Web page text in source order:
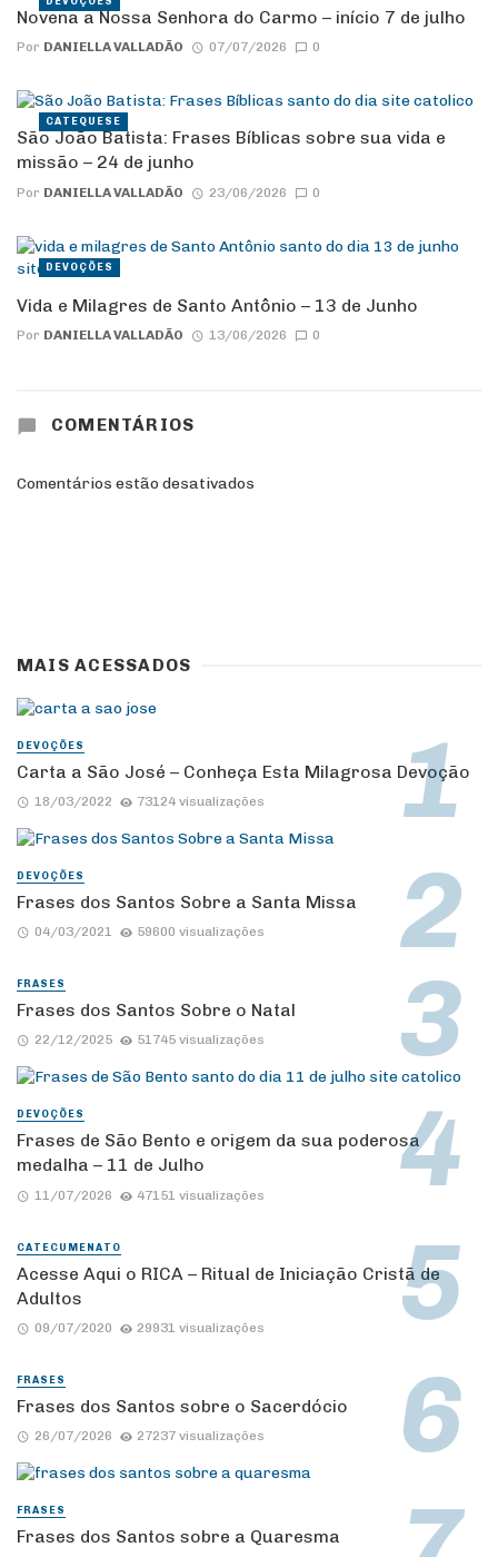
Novena a Nossa Senhora do Carmo – início 7 de julho
Por DANIELLA VALLADÃO 07/07/2026 0
São João Batista: Frases Bíblicas sobre sua vida e
missão – 24 de junho
Por DANIELLA VALLADÃO 23/06/2026 0
CATEQUESE
Vida e Milagres de Santo Antônio – 13 de Junho
Por DANIELLA VALLADÃO 13/06/2026 0
DEVOÇÕES
COMENTÁRIOS
Comentários estão desativados
MAIS ACESSADOS
DEVOÇÕES
Carta a São José – Conheça Esta Milagrosa Devoção
18/03/2022 73124 visualizações
DEVOÇÕES
Frases dos Santos Sobre a Santa Missa
04/03/2021 59600 visualizações
FRASES
Frases dos Santos Sobre o Natal
22/12/2025 51745 visualizações
DEVOÇÕES
Frases de São Bento e origem da sua poderosa
medalha – 11 de Julho
11/07/2026 47151 visualizações
CATECUMENATO
Acesse Aqui o RICA – Ritual de Iniciação Cristã de
Adultos
09/07/2020 29931 visualizações
FRASES
Frases dos Santos sobre o Sacerdócio
26/07/2026 27237 visualizações
FRASES
Frases dos Santos sobre a Quaresma